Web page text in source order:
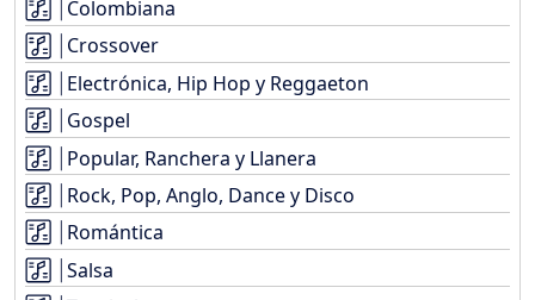
Colombiana
Crossover
Electrónica, Hip Hop y Reggaeton
Gospel
Popular, Ranchera y Llanera
Rock, Pop, Anglo, Dance y Disco
Romántica
Salsa